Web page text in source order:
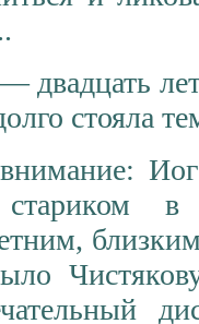
двадцать
стояла
стариком